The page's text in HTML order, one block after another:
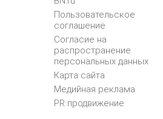
Пользовательское
соглашение
Согласие на
распространение
персональных данных
Карта сайта
Медийная реклама
PR продвижение